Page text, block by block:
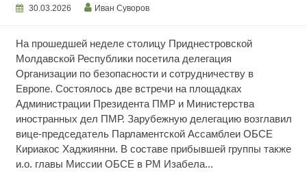
30.03.2026 Иван Суворов
На прошедшей неделе столицу Приднестровской
Молдавской Республики посетила делегация
Организации по безопасности и сотрудничеству в
Европе. Состоялось две встречи на площадках
Администрации Президента ПМР и Министерства
иностранных дел ПМР. Зарубежную делегацию возглавил
вице-председатель Парламентской Ассамблеи ОБСЕ
Кириакос Хаджиянни. В составе прибывшей группы также
и.о. главы Миссии ОБСЕ в РМ Изабела...